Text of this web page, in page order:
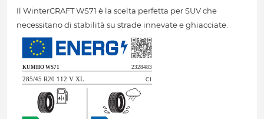
Il WinterCRAFT WS71 è la scelta perfetta per SUV che
necessitano di stabilità su strade innevate e ghiacciate.